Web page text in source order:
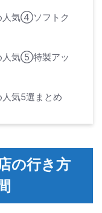
人気④ソフトク
人気⑤特製アッ
気5選まとめ
の行き方